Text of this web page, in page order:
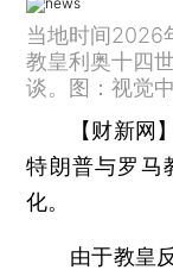
当地时间2026
教皇利奥十四
谈。图：视觉
【财新网】
特朗普与罗马
化。
由于教皇反